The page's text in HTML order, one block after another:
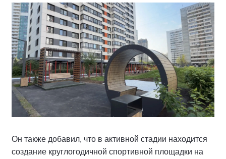
Он также добавил, что в активной стадии находится
создание круглогодичной спортивной площадки на